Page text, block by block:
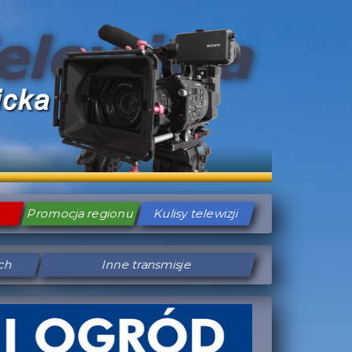
Promocja regionu Kulisy telewizji
Inne transmisje